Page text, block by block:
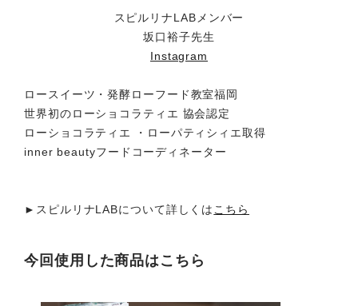
スピルリナLABメンバー
坂口裕子先生
Instagram
ロースイーツ・発酵ローフード教室福岡
世界初のローショコラティエ 協会認定
ローショコラティエ ・ローパティシィエ取得
inner beautyフードコーディネーター
►スピルリナLABについて詳しくは こちら
今回使用した商品はこちら